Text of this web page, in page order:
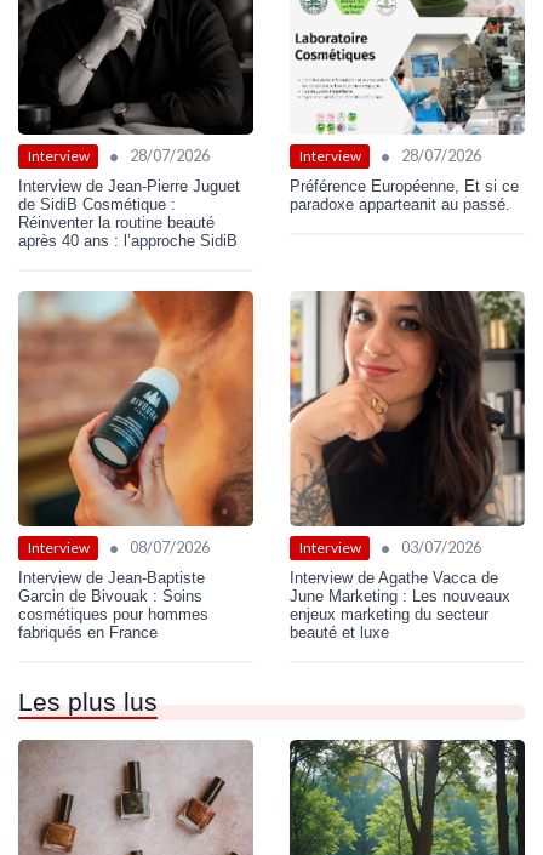
Interview • 28/07/2026
Interview de Jean-Pierre Juguet
de SidiB Cosmétique :
Réinventer la routine beauté
après 40 ans : l’approche SidiB
Interview • 28/07/2026
Préférence Européenne, Et si ce
paradoxe apparteanit au passé.
Interview • 08/07/2026
Interview de Jean-Baptiste
Garcin de Bivouak : Soins
cosmétiques pour hommes
fabriqués en France
Interview • 03/07/2026
Interview de Agathe Vacca de
June Marketing : Les nouveaux
enjeux marketing du secteur
beauté et luxe
Les plus lus